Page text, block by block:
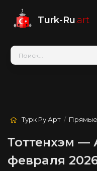
Turk-Ru.art
Турк Ру Арт / Прямые
Тоттенхэм —
февраля